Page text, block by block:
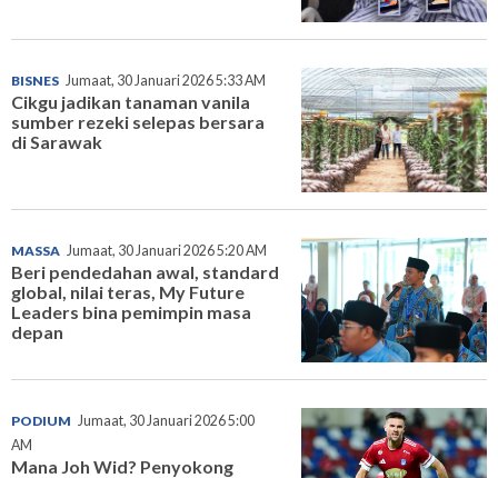
BISNES Jumaat, 30 Januari 2026 5:33 AM
Cikgu jadikan tanaman vanila
sumber rezeki selepas bersara
di Sarawak
MASSA Jumaat, 30 Januari 2026 5:20 AM
Beri pendedahan awal, standard
global, nilai teras, My Future
Leaders bina pemimpin masa
depan
PODIUM Jumaat, 30 Januari 2026 5:00
AM
Mana Joh Wid? Penyokong